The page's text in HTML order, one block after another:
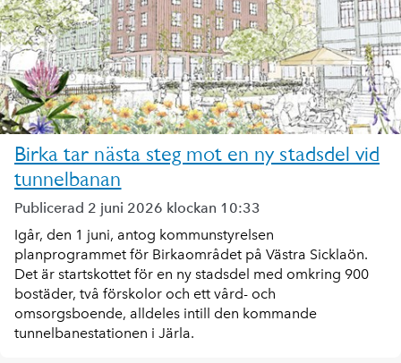
Birka tar nästa steg mot en ny stadsdel vid
tunnelbanan
Publicerad 2 juni 2026 klockan 10:33
Igår, den 1 juni, antog kommunstyrelsen
planprogrammet för Birkaområdet på Västra Sicklaön.
Det är startskottet för en ny stadsdel med omkring 900
bostäder, två förskolor och ett vård- och
omsorgsboende, alldeles intill den kommande
tunnelbanestationen i Järla.